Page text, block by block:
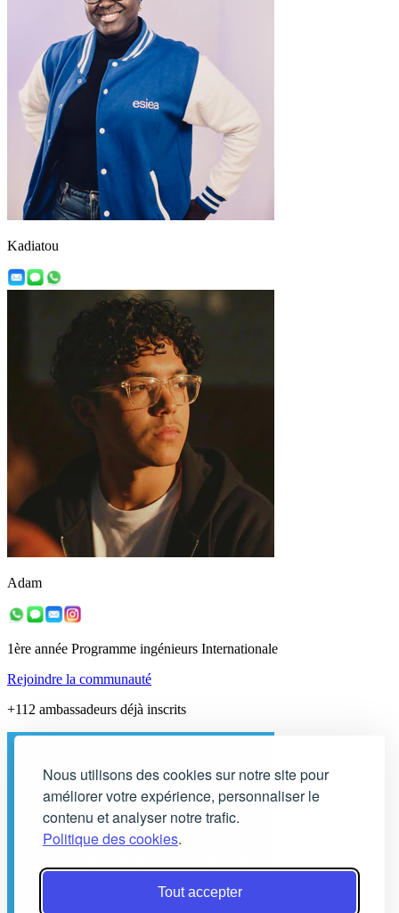
Nous utilisons des cookies sur notre site pour
améliorer votre expérience, personnaliser le
contenu et analyser notre trafic.
Politique des cookies.
Tout accepter
Kadiatou
Adam
1ère année Programme ingénieurs Internationale
Rejoindre la communauté
+112 ambassadeurs déjà inscrits